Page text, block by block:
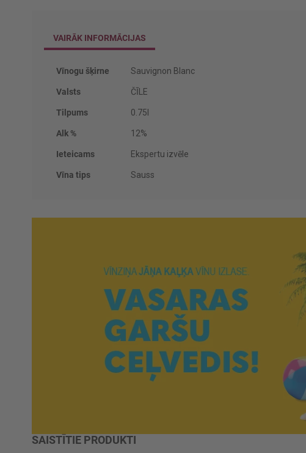
VAIRĀK INFORMĀCIJAS
Vairāk
Vīnogu šķirne Sauvignon Blanc
Valsts ČĪLE
Tilpums 0.75l
Alk % 12%
Ieteicams Ekspertu izvēle
Vīna tips Sauss
SAISTĪTIE PRODUKTI